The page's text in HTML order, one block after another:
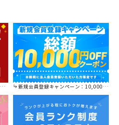
新規会員登録キャンペーン：10,000円OFFクーポン進呈中！